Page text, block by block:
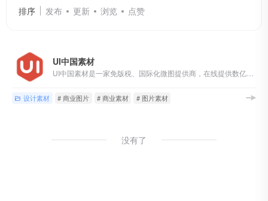
排序 发布 更新 浏览 点赞
UI中国素材
设计素材 # 商业图片 # 商业素材 # 图片素材
没有了